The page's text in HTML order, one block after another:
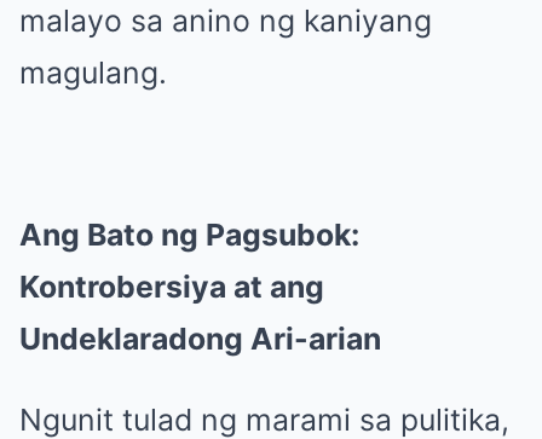
malayo sa anino ng kaniyang
magulang.
Ang Bato ng Pagsubok:
Kontrobersiya at ang
Undeklaradong Ari-arian
Ngunit tulad ng marami sa pulitika,